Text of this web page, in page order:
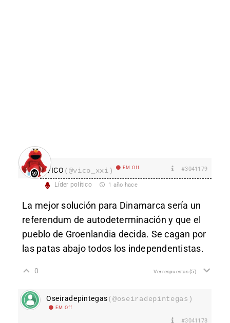
VICO (@vico_xxi) EM Off #3041179
Líder político 1 año hace
La mejor solución para Dinamarca sería un
referendum de autodeterminación y que el
pueblo de Groenlandia decida. Se cagan por
las patas abajo todos los independentistas.
0 Ver respuestas(5)
Oseiradepintegas(@oseiradepintegas)
EM Off
#3041178